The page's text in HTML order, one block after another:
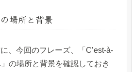
場所と背景
、今回のフレーズ、「C’est-à-
の場所と背景を確認しておき